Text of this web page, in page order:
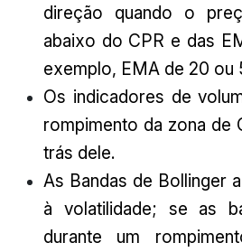
direção quando o
abaixo do CPR e das
exemplo, EMA de 20 ou
Os indicadores de
rompimento da zona de
trás dele.
As Bandas de Bollinger
à volatilidade; se as
durante um